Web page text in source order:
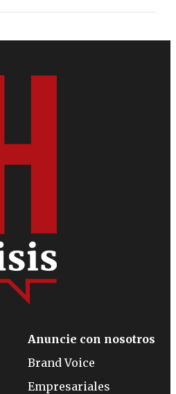
Anuncie con nosotros
Brand Voice
Empresariales